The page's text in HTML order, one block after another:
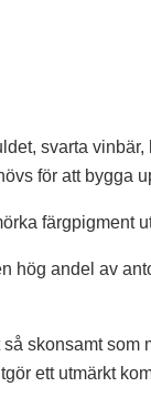
svarta
för att bygga
färgpigment
andel av
skonsamt
ett utmärkt